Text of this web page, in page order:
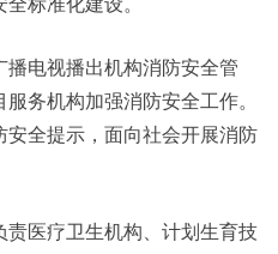
标准化建设。
电视播出机构消防安全管
务机构加强消防安全工作。
全提示，面向社会开展消防
医疗卫生机构、计划生育技